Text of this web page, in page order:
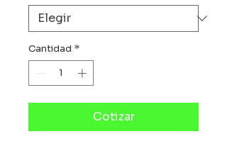
Cantidad *
Cotizar